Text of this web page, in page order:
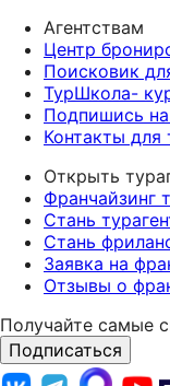
Агентствам
Центр
Поисковик
ТурШкола-
Подпишись
Контакты для
Открыть
Франчайзинг
Стань
Стань
Заявка на
Отзывы о
Получайте самые
Подписаться